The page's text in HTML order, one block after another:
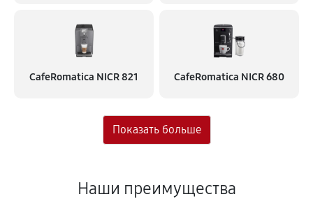
CafeRomatica NICR 821 CafeRomatica NICR 680
Наши преимущества